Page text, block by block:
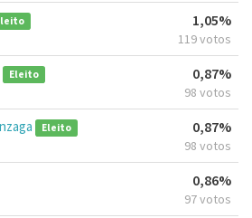
1,05%
119 votos
Eleito 0,87%
98 votos
Eleito 0,87%
98 votos
0,86%
97 votos